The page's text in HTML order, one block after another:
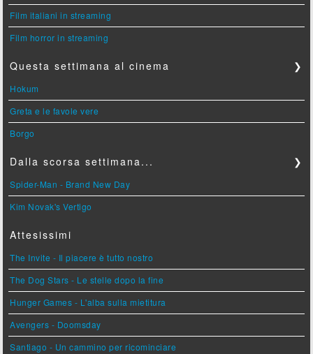
Film italiani in streaming
Film horror in streaming
Questa settimana al cinema ❯
Hokum
Greta e le favole vere
Borgo
Dalla scorsa settimana... ❯
Spider-Man - Brand New Day
Kim Novak's Vertigo
Attesissimi
The Invite - Il piacere è tutto nostro
The Dog Stars - Le stelle dopo la fine
Hunger Games - L'alba sulla mietitura
Avengers - Doomsday
Santiago - Un cammino per ricominciare